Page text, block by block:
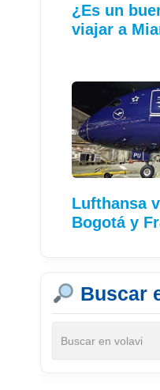
¿Es un
viajar a
Lufthansa
Bogotá y
Buscar